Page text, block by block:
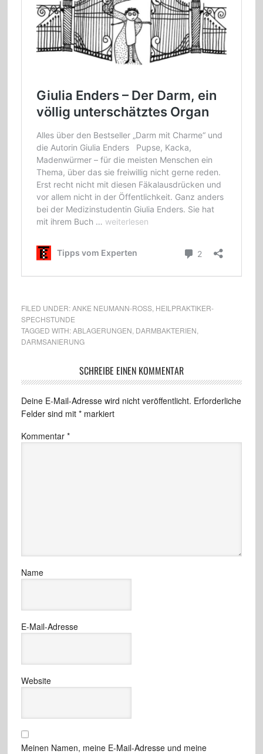
FILED UNDER:ANKE NEUMANN-ROSS , HEILPRAKTIKER-
SPECHSTUNDE
TAGGED WITH:ABLAGERUNGEN DARMBAKTERIEN
DARMSANIERUNG
SCHREIBE EINEN KOMMENTAR
Deine E-Mail-Adresse wird nicht veröffentlicht. Erforderliche
Felder sind mit *markiert
Kommentar *
Name
E-Mail-Adresse
Website
Meinen Namen, meine E-Mail-Adresse und meine